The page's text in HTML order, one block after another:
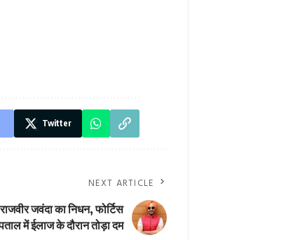
Twitter
NEXT ARTICLE
जवंदा का निधन, फोर्टिस
में ईलाज के दौरान तोड़ा दम